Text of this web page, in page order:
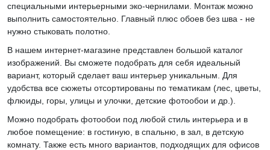
специальными интерьерными эко-чернилами. Монтаж можно
выполнить самостоятельно. Главный плюс обоев без шва - не
нужно стыковать полотно.
В нашем интернет-магазине представлен большой каталог
изображений. Вы сможете подобрать для себя идеальный
вариант, который сделает ваш интерьер уникальным. Для
удобства все сюжеты отсортированы по тематикам (лес, цветы,
флюиды, горы, улицы и улочки, детские фотообои и др.).
Можно подобрать фотообои под любой стиль интерьера и в
любое помещение: в гостиную, в спальню, в зал, в детскую
комнату. Также есть много вариантов, подходящих для офисов